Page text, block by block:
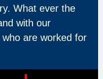
What ever the
with our
are worked for